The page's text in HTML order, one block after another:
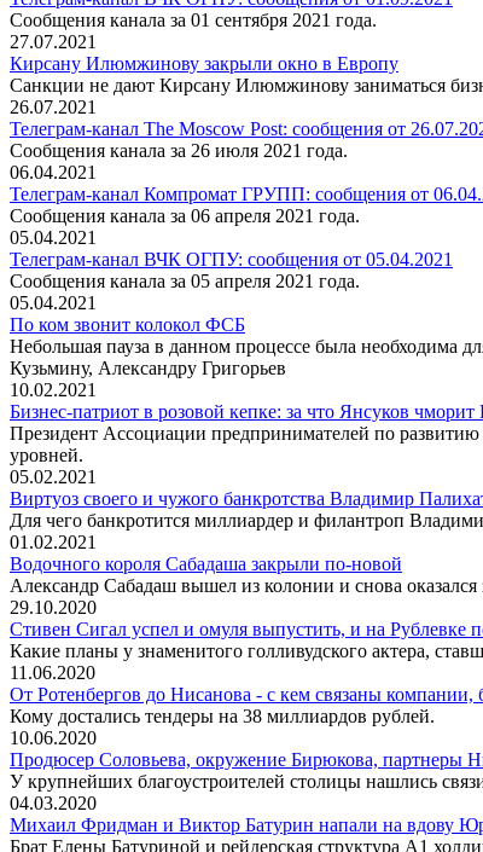
Сообщения канала за 01 сентября 2021 года.
27.07.2021
Кирсану Илюмжинову закрыли окно в Европу
Санкции не дают Кирсану Илюмжинову заниматься
26.07.2021
Телеграм-канал The Moscow Post: сообщения от
Сообщения канала за 26 июля 2021 года.
06.04.2021
Телеграм-канал Компромат ГРУПП: сообщения от
Сообщения канала за 06 апреля 2021 года.
05.04.2021
Телеграм-канал ВЧК ОГПУ: сообщения от 05.04.2021
Сообщения канала за 05 апреля 2021 года.
05.04.2021
По ком звонит колокол ФСБ
Небольшая пауза в данном процессе была необходима
Кузьмину, Александру Григорьев
10.02.2021
Бизнес-патриот в розовой кепке: за что Янсуков
Президент Ассоциации предпринимателей по развитию
уровней.
05.02.2021
Виртуоз своего и чужого банкротства Владимир
Для чего банкротится миллиардер и филантроп
01.02.2021
Водочного короля Сабадаша закрыли по-новой
Александр Сабадаш вышел из колонии и снова
29.10.2020
Стивен Сигал успел и омуля выпустить, и на Рублевке
Какие планы у знаменитого голливудского актера,
11.06.2020
От Ротенбергов до Нисанова - с кем связаны
Кому достались тендеры на 38 миллиардов рублей.
10.06.2020
Продюсер Соловьева, окружение Бирюкова, партнеры
У крупнейших благоустроителей столицы нашлись
04.03.2020
Михаил Фридман и Виктор Батурин напали на вдову
Брат Елены Батуриной и рейдерская структура А1